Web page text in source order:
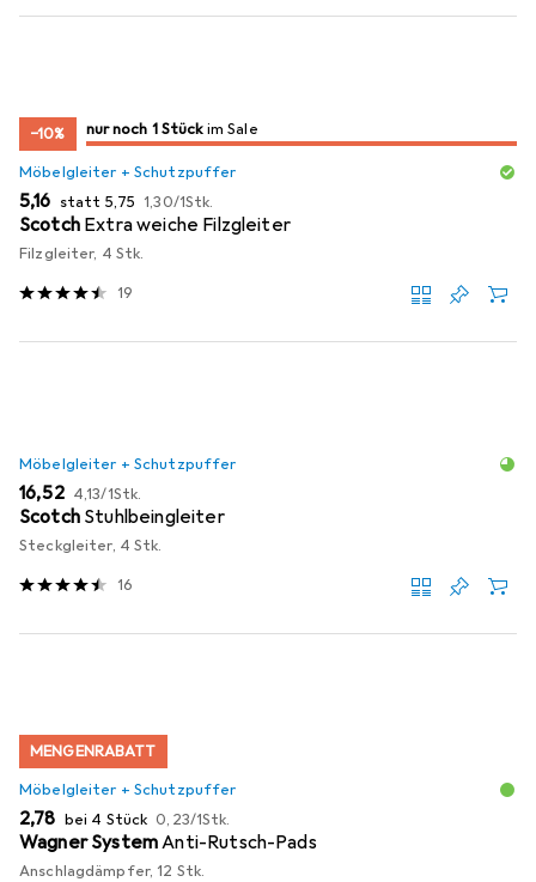
−10% noch 1 Stückim Sale
nur noch 1 Stück im Sale
Möbelgleiter + Schutzpuffer
EUR
5,16 statt EUR
5,75 EUR
1,30/1Stk.
Scotch Extra weiche Filzgleiter
Filzgleiter, 4 Stk.
19
Möbelgleiter + Schutzpuffer
EUR
16,52 EUR
4,13/1Stk.
Scotch Stuhlbeingleiter
Steckgleiter, 4 Stk.
16
MENGENRABATT
Möbelgleiter + Schutzpuffer
EUR
2,78 bei 4 Stück EUR
0,23/1Stk.
Wagner SystemAnti-Rutsch-Pads
Anschlagdämpfer, 12 Stk.